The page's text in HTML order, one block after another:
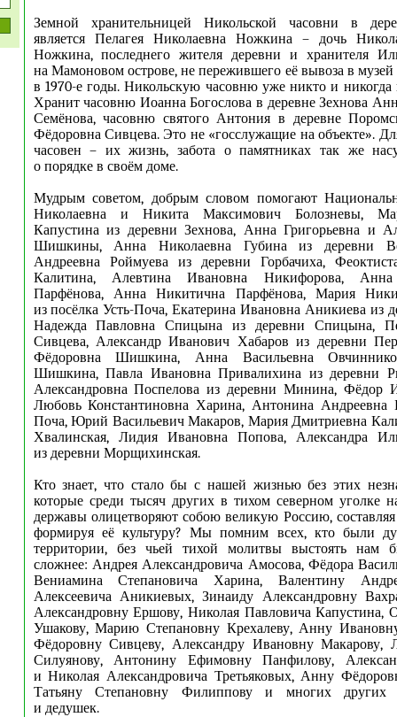
Земной хранительницей Никольской часовни в
является Пелагея Николаевна Ножкина – дочь
Ножкина, последнего жителя деревни и хранителя
на Мамоновом острове, не пережившего её вывоза в
в 1970-е годы. Никольскую часовню уже никто и никогда
Хранит часовню Иоанна Богослова в деревне Зехнова
Семёнова, часовню святого Антония в деревне
Фёдоровна Сивцева. Это не «госслужащие на объекте».
часовен – их жизнь, забота о памятниках так же
о порядке в своём доме.
Мудрым советом, добрым словом помогают
Николаевна и Никита Максимович Болозневы,
Капустина из деревни Зехнова, Анна Григорьевна и
Шишкины, Анна Николаевна Губина из деревни
Андреевна Роймуева из деревни Горбачиха,
Калитина, Алевтина Ивановна Никифорова, Анна
Парфёнова, Анна Никитична Парфёнова, Мария
из посёлка Усть-Поча, Екатерина Ивановна Аникиева из
Надежда Павловна Спицына из деревни Спицына,
Сивцева, Александр Иванович Хабаров из деревни
Фёдоровна Шишкина, Анна Васильевна
Шишкина, Павла Ивановна Привалихина из деревни
Александровна Поспелова из деревни Минина, Фёдор
Любовь Константиновна Харина, Антонина Андреевна
Поча, Юрий Васильевич Макаров, Мария Дмитриевна
Хвалинская, Лидия Ивановна Попова, Александра
из деревни Морщихинская.
Кто знает, что стало бы с нашей жизнью без этих
которые среди тысяч других в тихом северном уголке
державы олицетворяют собою великую Россию,
формируя её культуру? Мы помним всех, кто были
территории, без чьей тихой молитвы выстоять нам
сложнее: Андрея Александровича Амосова, Фёдора
Вениамина Степановича Харина, Валентину
Алексеевича Аникиевых, Зинаиду Александровну
Александровну Ершову, Николая Павловича Капустина,
Ушакову, Марию Степановну Крехалеву, Анну
Фёдоровну Сивцеву, Александру Ивановну Макарову,
Силуянову, Антонину Ефимовну Панфилову,
и Николая Александровича Третьяковых, Анну
Татьяну Степановну Филиппову и многих других
и дедушек.